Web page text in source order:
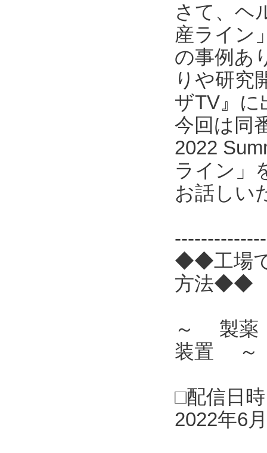
さて、ヘ
産ライン
の事例あ
りや研究
ザTV』に
今回は同
2022
ライン」
お話しい
◆◆工場で
方法◆◆
～ 製薬
装置 ～
□配信日時
2022年6